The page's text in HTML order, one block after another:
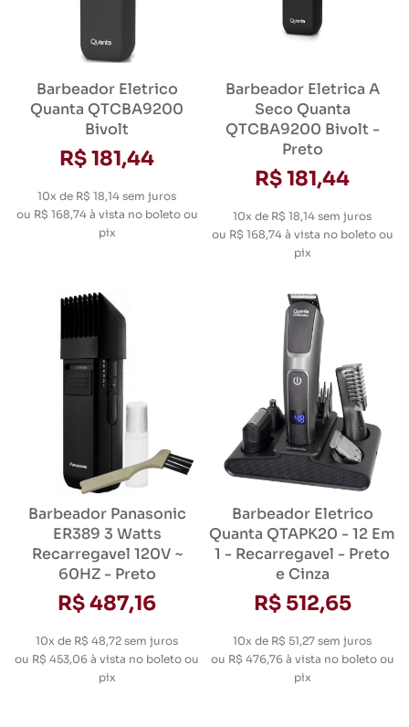
Barbeador Eletrico
Quanta QTCBA9200
Bivolt
R$ 181,44
10x de R$ 18,14 sem juros
ou R$ 168,74à vista no boleto ou
pix
Barbeador Eletrica A
Seco Quanta
QTCBA9200 Bivolt -
Preto
R$ 181,44
10x de R$ 18,14 sem juros
ou R$ 168,74à vista no boleto ou
pix
Barbeador Panasonic
ER389 3 Watts
Recarregavel 120V ~
60HZ - Preto
R$ 487,16
10x de R$ 48,72 sem juros
ou R$ 453,06 à vista no boleto ou
pix
Barbeador Eletrico
Quanta QTAPK20 - 12 Em
1 - Recarregavel - Preto
e Cinza
R$ 512,65
10x de R$ 51,27 sem juros
ou R$ 476,76à vista no boleto ou
pix